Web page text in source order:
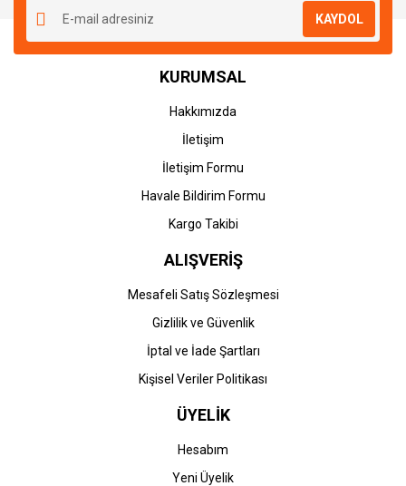
KAYDOL
KURUMSAL
Hakkımızda
İletişim
İletişim Formu
Havale Bildirim Formu
Kargo Takibi
ALIŞVERİŞ
Mesafeli Satış Sözleşmesi
Gizlilik ve Güvenlik
İptal ve İade Şartları
Kişisel Veriler Politikası
ÜYELİK
Hesabım
Yeni Üyelik